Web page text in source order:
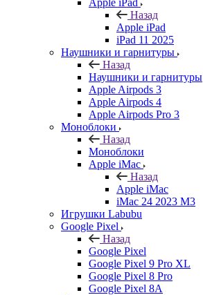
Apple iPad
Назад
Apple iPad
iPad 11 2025
Наушники и гарнитуры
Назад
Наушники и гарнитуры
Apple Airpods 3
Apple Airpods 4
Apple Airpods Pro 3
Моноблоки
Назад
Моноблоки
Apple iMac
Назад
Apple iMac
iMac 24 2023 M3
Игрушки Labubu
Google Pixel
Назад
Google Pixel
Google Pixel 9 Pro XL
Google Pixel 8 Pro
Google Pixel 8A